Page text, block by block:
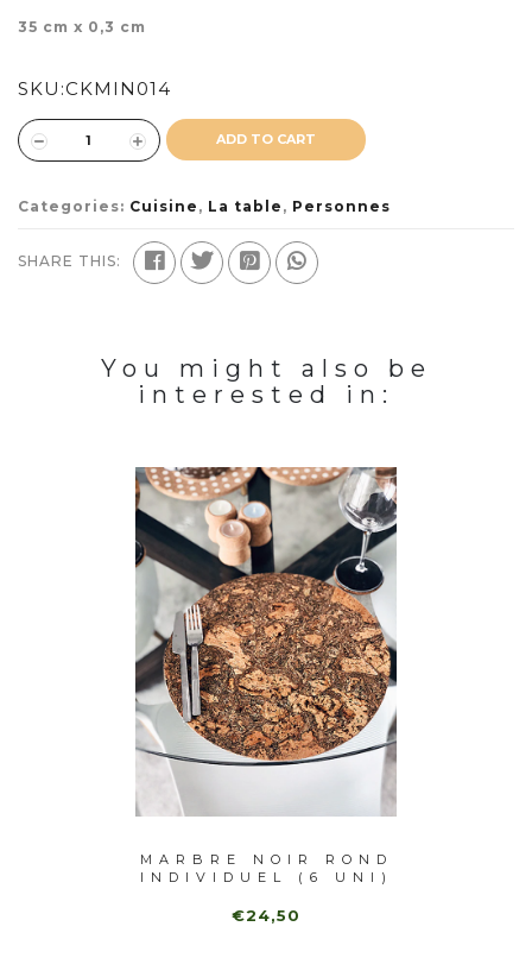
35 cm x 0,3 cm
SKU:CKMIN014
ADD TO CART
Categories: Cuisine , La table , Personnes
SHARE THIS:
You might also be
interested in:
MARBRE NOIR ROND
INDIVIDUEL (6 UNI)
€24,50